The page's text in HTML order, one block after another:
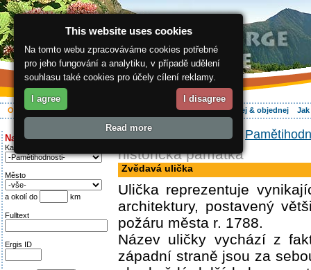
O regionu Aktivně Ubytování Hledej & objednej
Najděte si:
Kategorie
Město
a okolí do km
Fulltext
Ergis ID
ergis.cz >
historická památka
Zvědavá ulička
Ulička reprezentuje
architektury, postavený
požáru města r. 1788.
Název uličky vychází z
západní straně jsou za
This website uses cookies
Na tomto webu zpracováváme cookies potřebné
pro jeho fungování a analytiku, v případě udělení
souhlasu také cookies pro účely cílení reklamy.
I agree I disagree
Read more